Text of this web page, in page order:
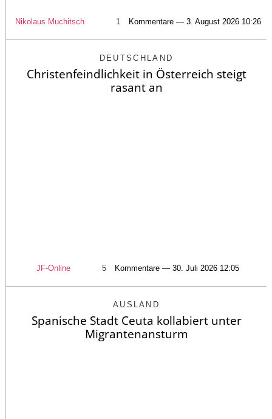
Nikolaus Muchitsch 1 Kommentare — 3. August 2026 10:26
DEUTSCHLAND
Christenfeindlichkeit in Österreich steigt
rasant an
JF-Online 5 Kommentare — 30. Juli 2026 12:05
AUSLAND
Spanische Stadt Ceuta kollabiert unter
Migrantenansturm